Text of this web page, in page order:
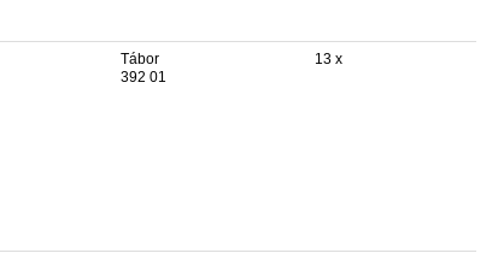
Tábor
392 01
13 x